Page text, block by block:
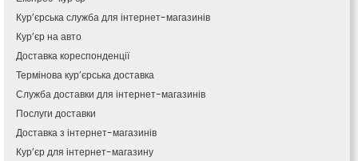
Кур’єрська служба для інтернет-магазинів
Кур’єр на авто
Доставка кореспонденції
Термінова кур’єрська доставка
Служба доставки для інтернет-магазинів
Послуги доставки
Доставка з інтернет-магазинів
Кур’єр для інтернет-магазину
Коростень
Корсунь-Шевченківський
Костопіль
Ковель
Козин
Красноград
Кременчук
Кременець
Кривий Ріг